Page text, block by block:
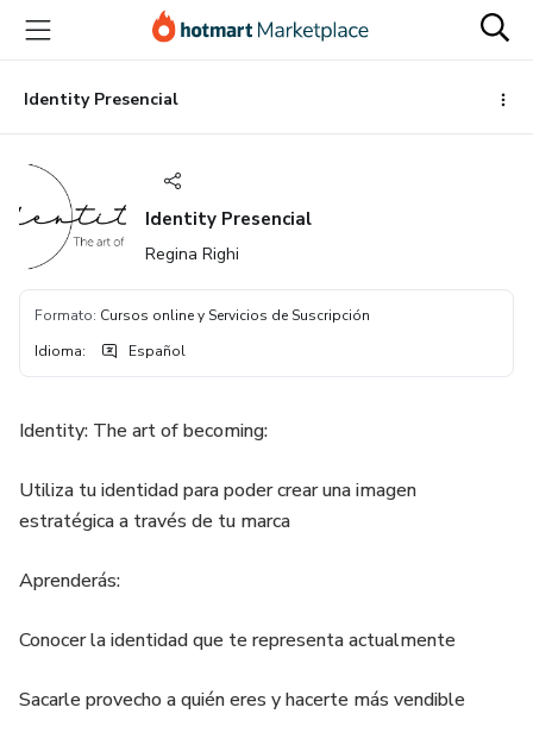
principal
página
de
página
Identity Presencial
Identity Presencial
Regina Righi
Formato: Cursos online y Servicios de Suscripción
Idioma: Español
Identity: The art of becoming:
Utiliza tu identidad para poder crear una imagen
estratégica a través de tu marca
Aprenderás:
Conocer la identidad que te representa actualmente
Sacarle provecho a quién eres y hacerte más vendible